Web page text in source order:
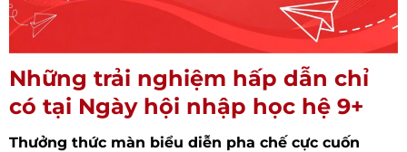
Những trải nghiệm hấp dẫn chỉ
có tại Ngày hội nhập học hệ 9+
Thưởng thức màn biểu diễn pha chế cực cuốn